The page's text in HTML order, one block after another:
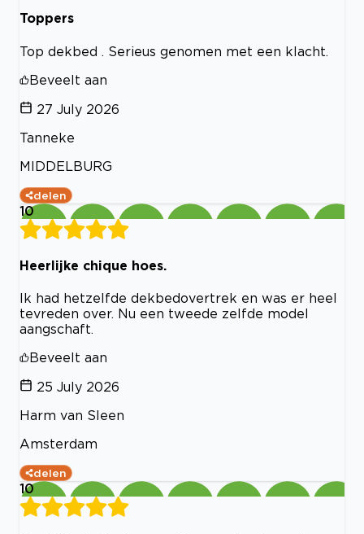
Toppers
Top dekbed . Serieus genomen met een klacht.
Beveelt aan
27 July 2026
Tanneke
MIDDELBURG
delen
10
Heerlijke chique hoes.
Ik had hetzelfde dekbedovertrek en was er heel
tevreden over. Nu een tweede zelfde model
aangschaft.
Beveelt aan
25 July 2026
Harm van Sleen
Amsterdam
delen
10